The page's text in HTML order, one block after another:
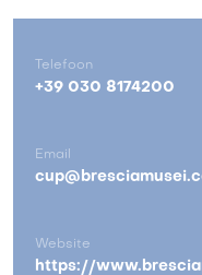
Telefoon
+39 030 8174200
Email
Website
https://